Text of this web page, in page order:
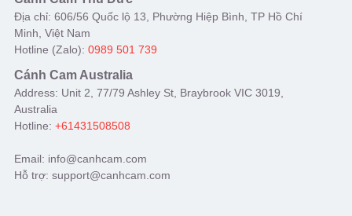
Địa chỉ: 606/56 Quốc lộ 13, Phường Hiệp Bình, TP Hồ Chí
Minh, Việt Nam
Hotline (Zalo): 0989 501 739
Cánh Cam Australia
Address: Unit 2, 77/79 Ashley St, Braybrook VIC 3019,
Australia
Hotline: +61431508508
Email: info@canhcam.com
Hỗ trợ: support@canhcam.com